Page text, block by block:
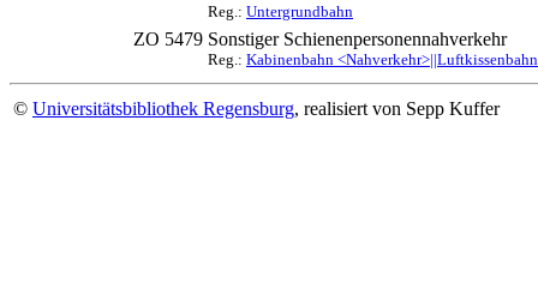
Reg.: Untergrundbahn
ZO 5479 Sonstiger Schienenpersonennahverkehr
Reg.: Kabinenbahn
© Universitätsbibliothek Regensburg, realisiert von Sepp Kuffer